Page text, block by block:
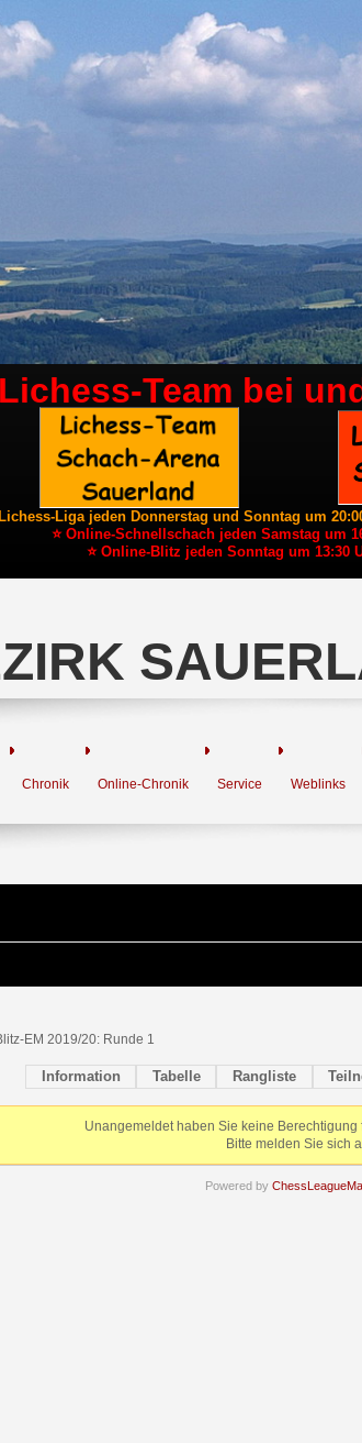
Team bei
Liga jeden Donnerstag und Sonntag um
⭐ Online-Schnellschach jeden Samstag um
⭐ Online-Blitz jeden Sonntag um 13:30
Chronik Online-Chronik Service Weblinks
EM 2019/20: Runde 1
Information Tabelle Rangliste
Unangemeldet haben Sie keine Berechtigung
Bitte melden Sie sich
Powered by